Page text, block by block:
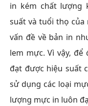
in kém chất lượng
suất và tuổi thọ của
vấn đề về bản in
lem mực. Vì vậy,
đạt được hiệu suất
sử dụng các loại
lượng mực in luôn